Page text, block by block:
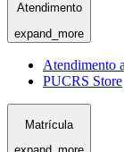
Atendimento
expand_more
Atendimento
PUCRS Store
Matrícula